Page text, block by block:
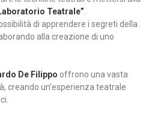
Teatrale”
di apprendere i segreti della
alla creazione di uno
De Filippo offrono una vasta
creando un’esperienza teatrale